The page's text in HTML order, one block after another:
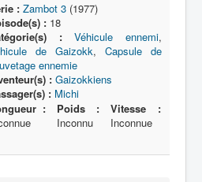
: Zambot 3(1977)
:18
:
Véhicule ennemi,
de Gaizokk, Capsule de
ennemie
: Gaizokkiens
: Michi
:
Poids :
Inconnu
Vitesse :
Inconnue